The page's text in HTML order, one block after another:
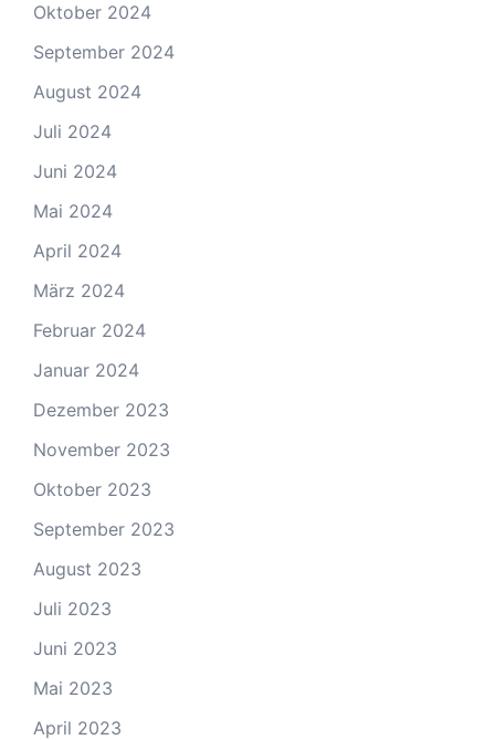
Oktober 2024
September 2024
August 2024
Juli 2024
Juni 2024
Mai 2024
April 2024
März 2024
Februar 2024
Januar 2024
Dezember 2023
November 2023
Oktober 2023
September 2023
August 2023
Juli 2023
Juni 2023
Mai 2023
April 2023